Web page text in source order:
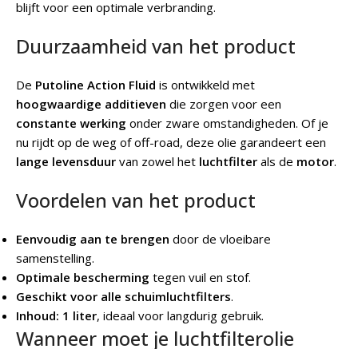
blijft voor een optimale verbranding.
Duurzaamheid van het product
De Putoline Action Fluid is ontwikkeld met
hoogwaardige additieven die zorgen voor een
constante werking onder zware omstandigheden. Of je
nu rijdt op de weg of off-road, deze olie garandeert een
lange levensduur van zowel het luchtfilter als de motor.
Voordelen van het product
Eenvoudig aan te brengen door de vloeibare
samenstelling.
Optimale bescherming tegen vuil en stof.
Geschikt voor alle schuimluchtfilters.
Inhoud: 1 liter, ideaal voor langdurig gebruik.
Wanneer moet je luchtfilterolie